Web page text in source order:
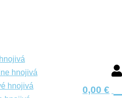
0,00 €
hnojivá
hnojivá